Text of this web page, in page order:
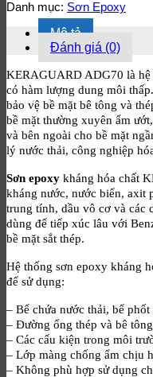
Danh mục: Sơn Epoxy
Mô tả
Đánh giá (0)
KERAGUARD ADG70 là hệ
có hàm lượng dung môi
bảo vệ bề mặt bê tông và
bề mặt thường xuyên ẩm
và bên ngoài cho bề mặt
lý nước thải, công nghiệp
Sơn epoxy kháng hóa chất
kháng nước, nước biển, axit
trung tính, dầu vô cơ và các
dùng để tiếp xúc lâu với
bề mặt sắt thép.
Hệ thống sơn epoxy kháng
để sử dụng:
– Bể chứa nước thải, bể phốt
– Đường ống thép và bê tông
– Các cấu kiện trong môi
– Lớp màng chống ẩm chịu
– Không phù hợp sử dụng